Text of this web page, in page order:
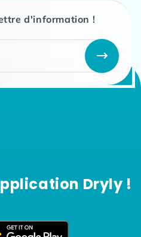
d'information !
Dryly !